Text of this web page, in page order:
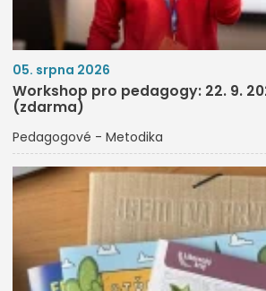
05. srpna 2026
Workshop pro pedagogy: 22. 9.
(zdarma)
Pedagogové - Metodika